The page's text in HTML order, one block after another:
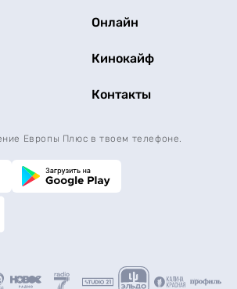
Онлайн
Кинокайф
Контакты
Европы Плюс в твоем телефоне.